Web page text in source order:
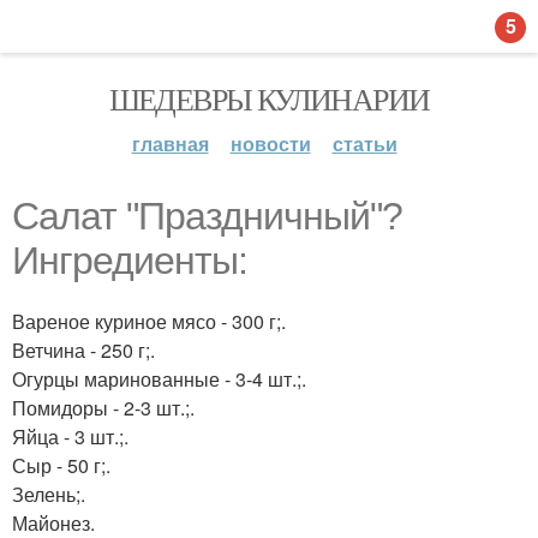
ШЕДЕВРЫ КУЛИНАРИИ
главная новости статьи
Салат "Праздничный"?
Ингредиенты:
Вареное куриное мясо - 300 г;.
Ветчина - 250 г;.
Огурцы маринованные - 3-4 шт.;.
Помидоры - 2-3 шт.;.
Яйца - 3 шт.;.
Сыр - 50 г;.
Зелень;.
Майонез.
5